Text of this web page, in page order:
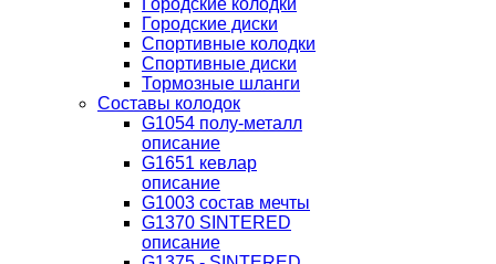
Городские диски
Спортивные колодки
Спортивные диски
Тормозные шланги
Составы колодок
G1054 полу-металл
описание
G1651 кевлар
описание
G1003 состав мечты
G1370 SINTERED
описание